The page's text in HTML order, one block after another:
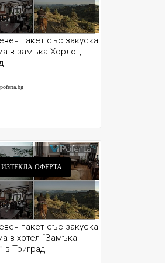
пакет със закуска
в замъка Хорлог,
ИЗТЕКЛА ОФЕРТА
пакет със закуска
в хотел “Замъка
в Триград